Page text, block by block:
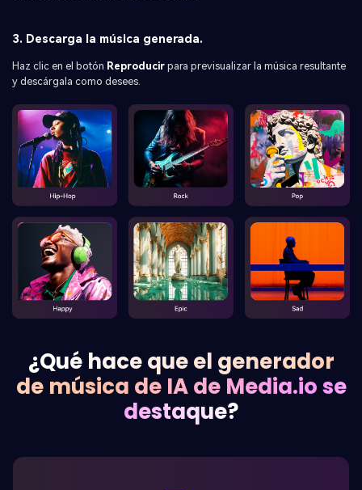
3. Descarga la música generada.
Haz clic en el botón Reproducir para previsualizar la música resultante
y descárgala como desees.
¿Qué hace que el generador
de música de IA de Media.io se
destaque?